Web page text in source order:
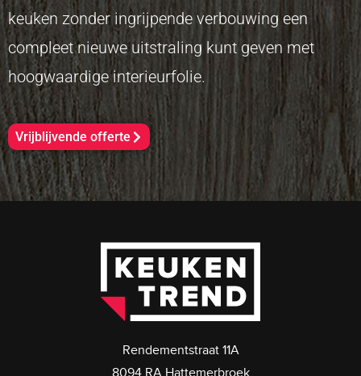
keuken zonder ingrijpende verbouwing een
compleet nieuwe uitstraling kunt geven met
hoogwaardige interieurfolie.
Vrijblijvende offerte
Rendementstraat 11A
8094 RA Hattemerbroek